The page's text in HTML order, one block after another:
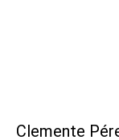
Clemente